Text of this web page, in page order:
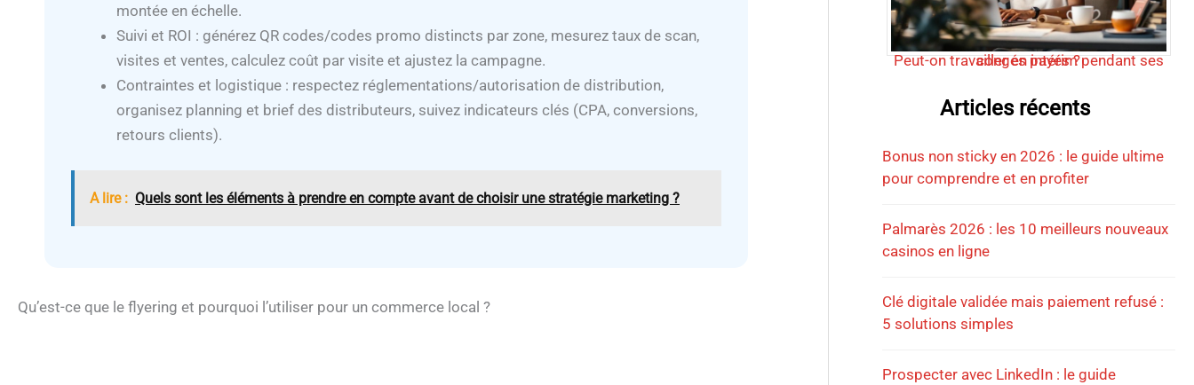
montée en échelle.
Suivi et ROI : générez QR codes/codes promo distincts par zone, mesurez taux de scan,
visites et ventes, calculez coût par visite et ajustez la campagne.
Contraintes et logistique : respectez réglementations/autorisation de distribution,
organisez planning et brief des distributeurs, suivez indicateurs clés (CPA, conversions,
retours clients).
A lire : Quels sont les éléments à prendre en compte avant de choisir une stratégie marketing ?
Qu’est-ce que le flyering et pourquoi l’utiliser pour un commerce local ?
Peut-on travailler en intérim pendant ses congés payés ?
Articles récents
Bonus non sticky en 2026 : le guide ultime
pour comprendre et en profiter
Palmarès 2026 : les 10 meilleurs nouveaux
casinos en ligne
Clé digitale validée mais paiement refusé :
5 solutions simples
Prospecter avec LinkedIn : le guide